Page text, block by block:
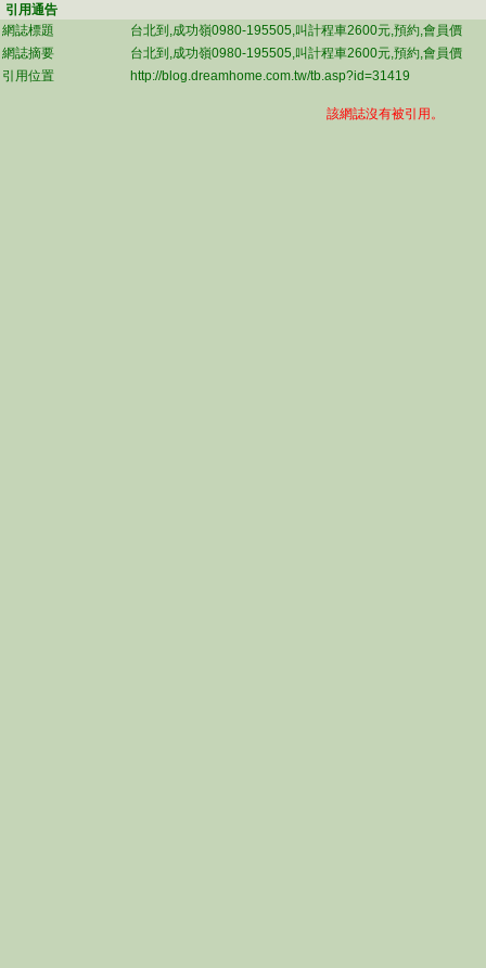
引用通告
網誌標題
台北到,成功嶺0980-195505,叫計程車2600元,預約,會員價
網誌摘要
台北到,成功嶺0980-195505,叫計程車2600元,預約,會員價
引用位置
http://blog.dreamhome.com.tw/tb.asp?id=31419
該網誌沒有被引用。